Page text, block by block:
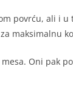
povrću, ali i u
maksimalnu
Oni pak